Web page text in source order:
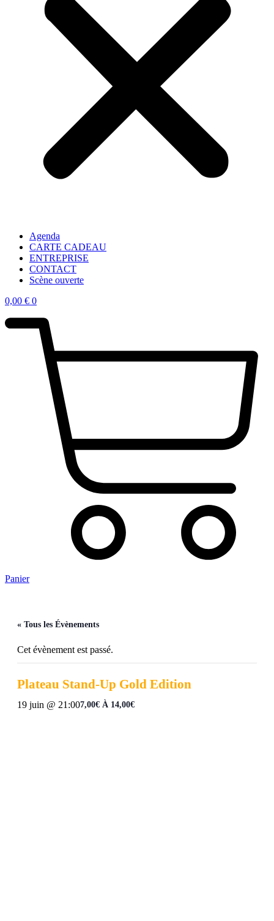
Agenda
CARTE CADEAU
ENTREPRISE
CONTACT
Scène ouverte
0,00 € 0
Panier
« Tous les Évènements
Cet évènement est passé.
Plateau Stand-Up Gold Edition
19 juin @ 21:007,00€ À 14,00€